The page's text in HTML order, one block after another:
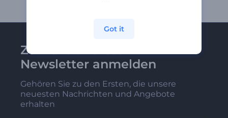
Zu Renderforest-
Newsletter anmelden
Gehören Sie zu den Ersten, die unsere
neuesten Nachrichten und Angebote
erhalten
Got it